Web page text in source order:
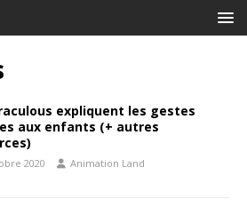
expliquent les gestes
aux enfants (+ autres
2020 Animation Land